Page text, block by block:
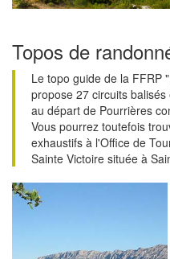
Topos de
Le topo guide de la FFRP
propose 27 circuits
au départ de Pourrières
Vous pourrez toutefois
exhaustifs à l'Office de
Sainte Victoire située à